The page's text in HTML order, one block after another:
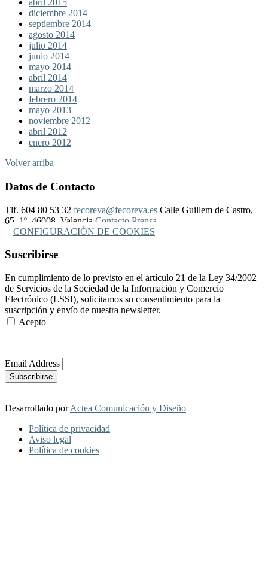
abril 2015
diciembre 2014
septiembre 2014
agosto 2014
julio 2014
junio 2014
mayo 2014
abril 2014
marzo 2014
febrero 2014
mayo 2013
noviembre 2012
abril 2012
enero 2012
Volver arriba
Datos de Contacto
Tlf. 604 80 53 32 fecoreva@fecoreva.es Calle Guillem de Castro,
65, 1º, 46008, Valencia Contacto Prensa
CONFIGURACIÓN DE COOKIES
Suscribirse
En cumplimiento de lo previsto en el artículo 21 de la Ley 34/2002
de Servicios de la Sociedad de la Información y Comercio
Electrónico (LSSI), solicitamos su consentimiento para la
suscripción y envío de nuestra newsletter.
Acepto
Email Address
Desarrollado porActea Comunicación y Diseño
Política de privacidad
Aviso legal
Política de cookies